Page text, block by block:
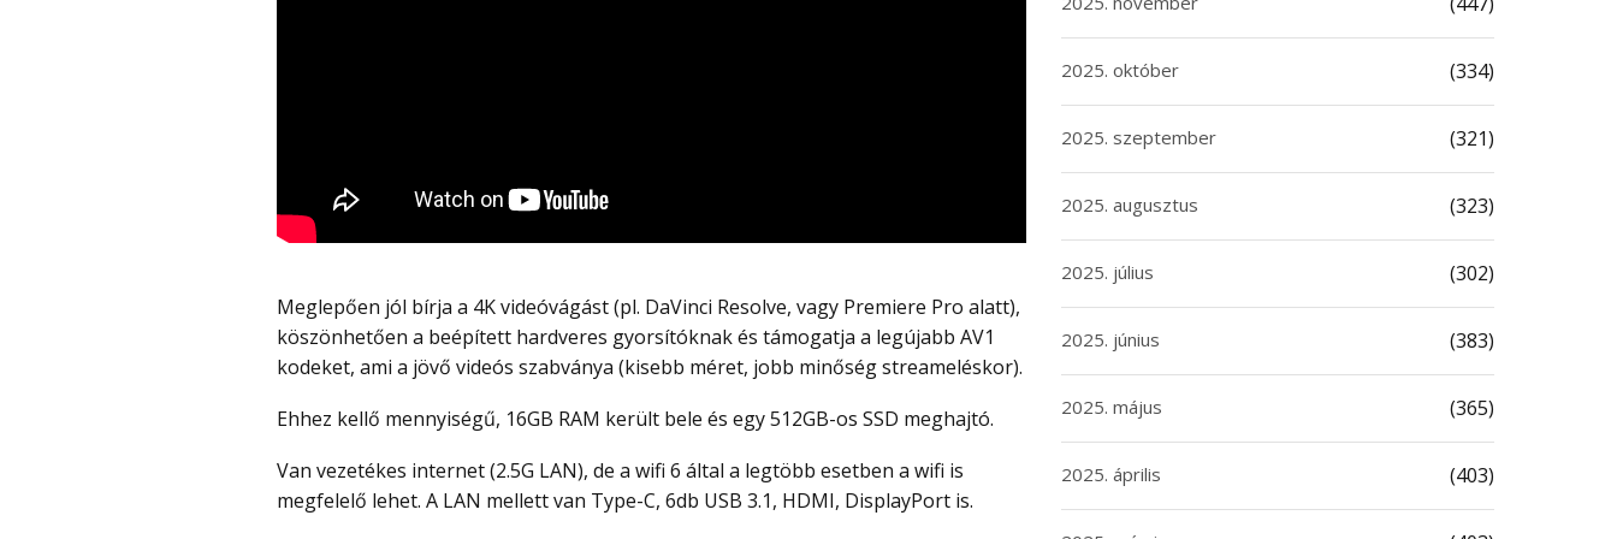
Meglepően jól bírja a 4K videóvágást (pl. DaVinci Resolve, vagy Premiere Pro alatt),
köszönhetően a beépített hardveres gyorsítóknak és támogatja a legújabb AV1
kodeket, ami a jövő videós szabványa (kisebb méret, jobb minőség streameléskor).
Ehhez kellő mennyiségű, 16GB RAM került bele és egy 512GB-os SSD meghajtó.
Van vezetékes internet (2.5G LAN), de a wifi 6 által a legtöbb esetben a wifi is
megfelelő lehet. A LAN mellett van Type-C, 6db USB 3.1, HDMI, DisplayPort is.
2025. október (334)
2025. szeptember (321)
2025. augusztus (323)
2025. július (302)
2025. június (383)
2025. május (365)
2025. április (403)